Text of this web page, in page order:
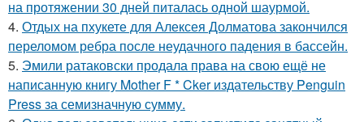
на протяжении 30 дней питалась одной шаурмой.
4. Отдых на пхукете для Алексея Долматова закончился
переломом ребра после неудачного падения в бассейн.
5. Эмили ратаковски продала права на свою ещё не
написанную книгу Mother F * Cker издательству Penguin
Press за семизначную сумму.